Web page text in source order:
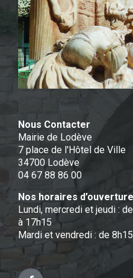
Nous Contacter
Mairie de Lodève
7 place de l'Hôtel de Ville
34700 Lodève
04 67 88 86 00
Nos horaires d’ouverture
Lundi, mercredi et jeudi :
à 17h15
Mardi et vendredi : de